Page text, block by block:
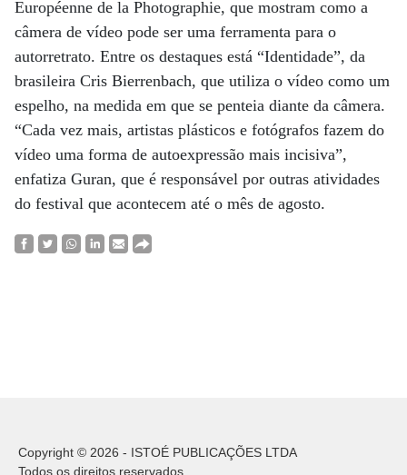
Européenne de la Photographie, que mostram como a
câmera de vídeo pode ser uma ferramenta para o
autorretrato. Entre os destaques está “Identidade”, da
brasileira Cris Bierrenbach, que utiliza o vídeo como um
espelho, na medida em que se penteia diante da câmera.
“Cada vez mais, artistas plásticos e fotógrafos fazem do
vídeo uma forma de autoexpressão mais incisiva”,
enfatiza Guran, que é responsável por outras atividades
do festival que acontecem até o mês de agosto.
Copyright © 2026 - ISTOÉ PUBLICAÇÕES LTDA
Todos os direitos reservados.